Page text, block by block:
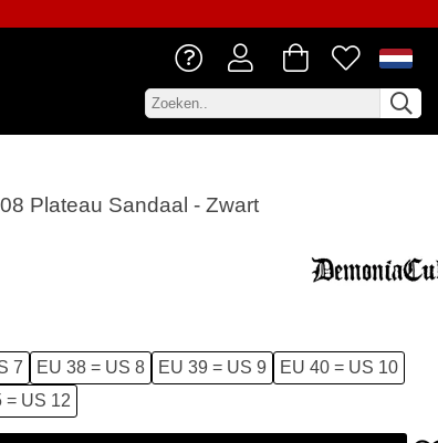
Plateau Sandaal - Zwart
7 EU 38 = US 8 EU 39 = US 9
EU 40 = US 10
= US 12